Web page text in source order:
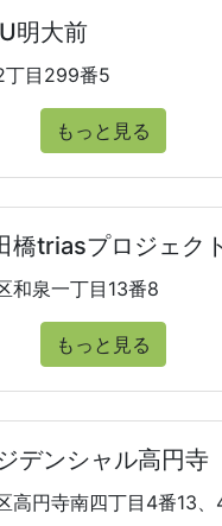
明大前
丁目299番5
もっと見る
橋triasプロジェク
和泉一丁目13番8
もっと見る
デンシャル高円寺
高円寺南四丁目4番13、